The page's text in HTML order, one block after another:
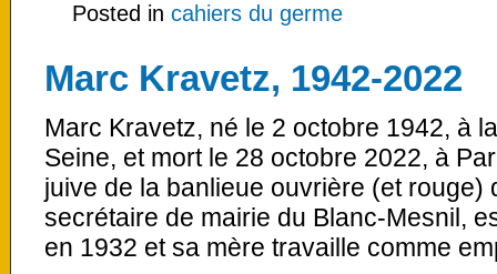
Posted in cahiers du germe
Marc Kravetz, 1942-2022
Marc Kravetz, né le 2 octobre 1942, à
Seine, et mort le 28 octobre 2022, à
juive de la banlieue ouvrière (et
secrétaire de mairie du Blanc-Mesnil,
en 1932 et sa mère travaille comme